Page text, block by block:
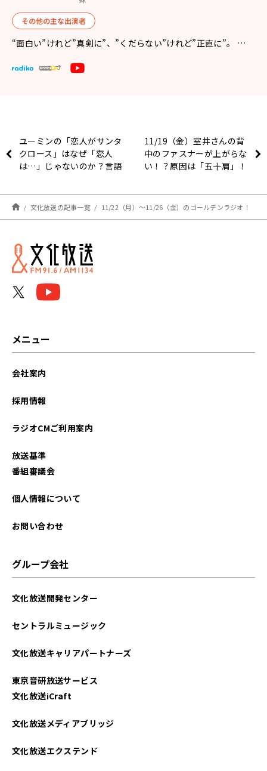
その他の主な出演者
“面白い”けれど”真剣に”、”くだらない”けれど”正直に”。 …
ユーミンの「恋人がサンタ
クロース」はなぜ「恋人
は…」じゃないのか？言語
由とは？～11月19日「く
にまるジャパン極」
11/19（金）室井さんの背
中のファスナーが上がらな
い！？原因は「五十肩」！
文化放送の記事一覧 11/22（月）～11/26（金）のゴールデンラジオ！
メニュー
会社案内
採用情報
ラジオCMご利用案内
放送基準
番組審議会
個人情報について
お問い合わせ
グループ会社
文化放送開発センター
セントラルミュージック
文化放送キャリアパートナーズ
東京音研放送サービス
文化放送iCraft
文化放送メディアブリッジ
文化放送エクステンド